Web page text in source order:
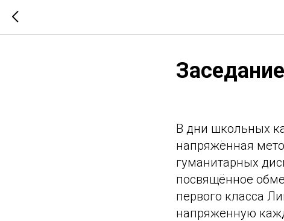
В дни школьных
напряжённая
гуманитарных
посвящённое
первого класса
напряженную